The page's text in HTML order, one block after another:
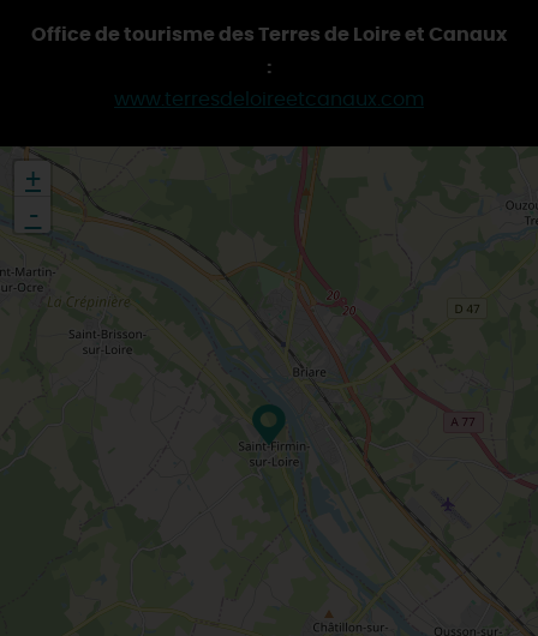
Office de tourisme des Terres de Loire et Canaux
:
www.terresdeloireetcanaux.com
+
-